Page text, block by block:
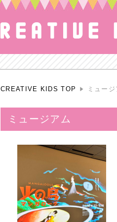
CREATIVE KIDS TOP ミュー
ミュージアム